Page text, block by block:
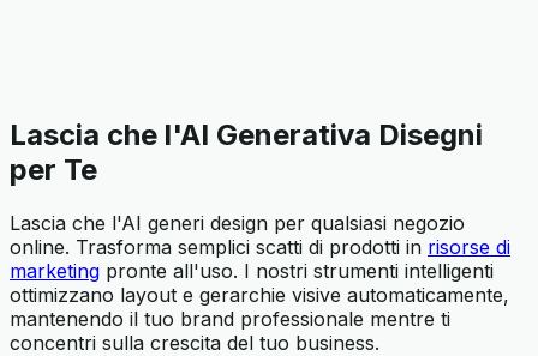
Lascia che l'AI Generativa Disegni
per Te
Lascia che l'AI generi design per qualsiasi negozio
online. Trasforma semplici scatti di prodotti in risorse di
marketing pronte all'uso. I nostri strumenti intelligenti
ottimizzano layout e gerarchie visive automaticamente,
mantenendo il tuo brand professionale mentre ti
concentri sulla crescita del tuo business.